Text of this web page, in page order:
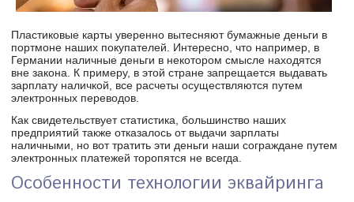
Пластиковые карты уверенно вытесняют бумажные деньги в
портмоне наших покупателей. Интересно, что например, в
Германии наличные деньги в некотором смысле находятся
вне закона. К примеру, в этой стране запрещается выдавать
зарплату наличкой, все расчеты осуществляются путем
электронных переводов.
Как свидетельствует статистика, большинство наших
предприятий также отказалось от выдачи зарплаты
наличными, но вот тратить эти деньги наши сограждане путем
электронных платежей торопятся не всегда.
Особенности технологии эквайринга